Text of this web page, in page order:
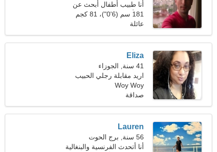
أنا طبيب أطفال أبحث عن
امرأة عاطفية
181 سم (6'0")، 81 كجم
(178 رطلا)
عائلة
Eliza
41 سنة, الجوزاء
اريد مقابلة رجلي الحبيب
Woy Woy
صداقة
Lauren
56 سنة, برج الحوت
أنا أتحدث الفرنسية والبنغالية